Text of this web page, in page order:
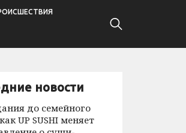
новости
до семейного
UP SUSHI меняет